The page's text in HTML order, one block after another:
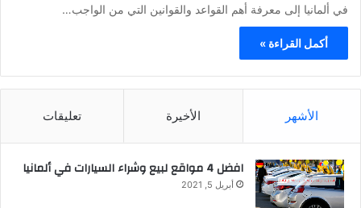
في ألمانيا إلى معرفة أهم القواعد والقوانين التي من الواجب…
أكمل القراءة »
الأشهر الأخيرة تعليقات
افضل 4 مواقع لبيع وشراء السيارات في ألمانيا
أبريل 5, 2021